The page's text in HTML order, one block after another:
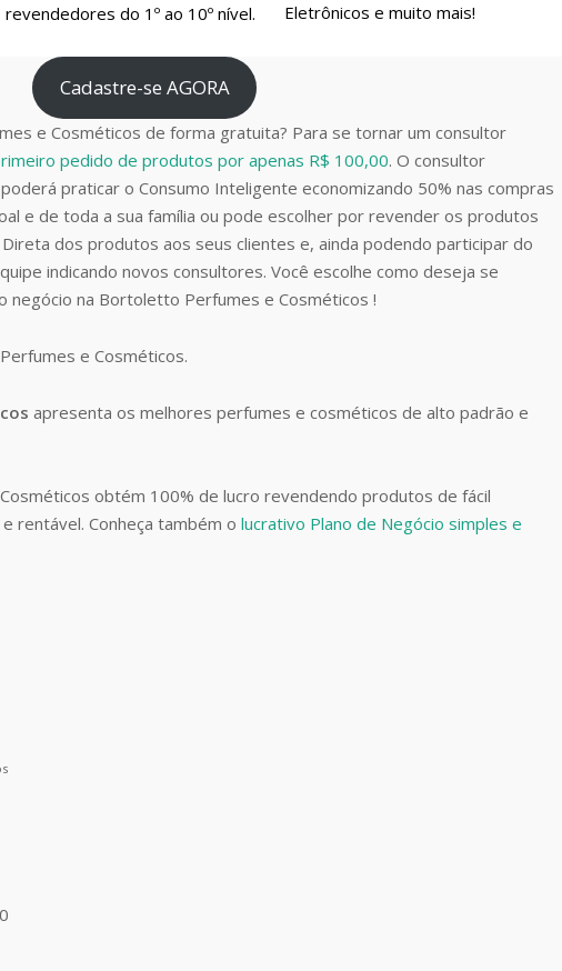
revendedores do 1º ao 10º nível.
Eletrônicos e muito mais!
Cadastre-se AGORA
e Cosméticos de forma gratuita? Para se tornar um consultor
pedido de produtos por apenas R$ 100,00. O consultor
praticar o Consumo Inteligente economizando 50% nas compras
e de toda a sua família ou pode escolher por revender os produtos
dos produtos aos seus clientes e, ainda podendo participar do
indicando novos consultores. Você escolhe como deseja se
na Bortoletto Perfumes e Cosméticos !
e Cosméticos.
apresenta os melhores perfumes e cosméticos de alto padrão e
obtém 100% de lucro revendendo produtos de fácil
rentável. Conheça também o lucrativo Plano de Negócio simples e